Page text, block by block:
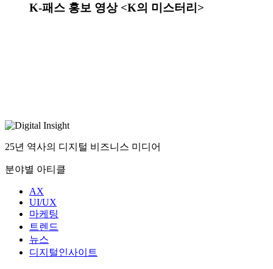
K-패스 홍보 영상 <K의 미스터리>
25년 역사의 디지털 비즈니스 미디어
분야별 아티클
AX
UI/UX
마케팅
트렌드
뉴스
디지털인사이트